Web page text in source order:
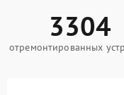
3304
отремонтированных